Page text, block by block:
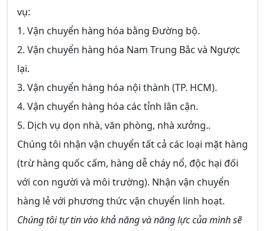
vụ:
1. Vận chuyển hàng hóa bằng Đường bộ.
2. Vận chuyển hàng hóa Nam Trung Bắc và Ngược
lại.
3. Vận chuyển hàng hóa nội thành (TP. HCM).
4. Vận chuyển hàng hóa các tỉnh lân cận.
5. Dịch vụ dọn nhà, văn phòng, nhà xưởng..
Chúng tôi nhận vận chuyển tất cả các loại mặt hàng
(trừ hàng quốc cấm, hàng dễ cháy nổ, độc hại đối
với con người và môi trường). Nhận vận chuyển
hàng lẻ với phương thức vận chuyển linh hoạt.
Chúng tôi tự tin vào khả năng và năng lực của mình sẽ